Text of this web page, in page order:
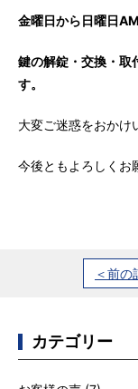
金曜日から日曜日
鍵の解錠・交換・取
す。
大変ご迷惑をおかけ
今後ともよろしくお
＜前の
カテゴリー